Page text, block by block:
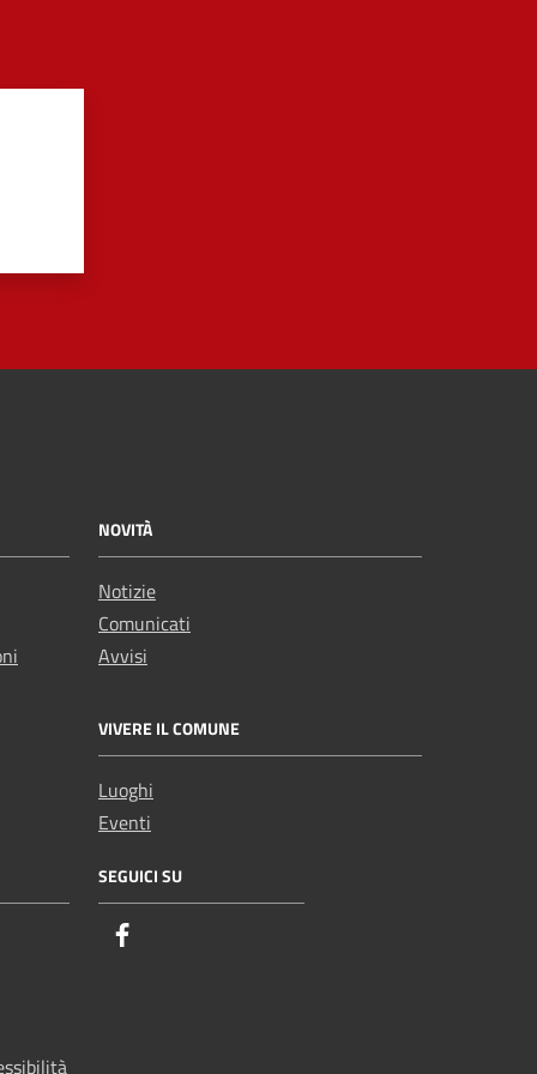
NOVITÀ
Notizie
Comunicati
Avvisi
VIVERE IL COMUNE
Luoghi
Eventi
SEGUICI SU